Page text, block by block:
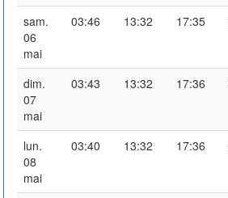
sam.
06
mai
03:46 13:32 17:35
dim.
07
mai
03:43 13:32 17:36
lun.
08
mai
03:40 13:32 17:36